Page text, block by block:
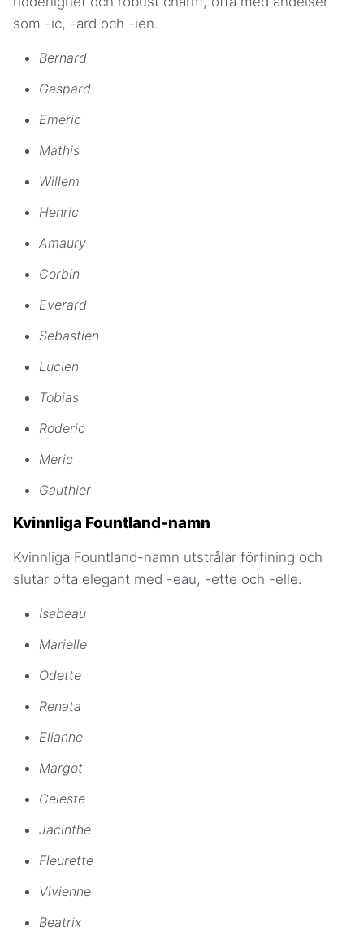
som -ic, -ard och -ien.
Bernard
Gaspard
Emeric
Mathis
Willem
Henric
Amaury
Corbin
Everard
Sebastien
Lucien
Tobias
Roderic
Meric
Gauthier
Kvinnliga Fountland-namn
Kvinnliga Fountland-namn utstrålar förfining och
slutar ofta elegant med -eau, -ette och -elle.
Isabeau
Marielle
Odette
Renata
Elianne
Margot
Celeste
Jacinthe
Fleurette
Vivienne
Beatrix